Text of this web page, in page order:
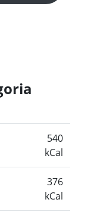
540
kCal
376
kCal